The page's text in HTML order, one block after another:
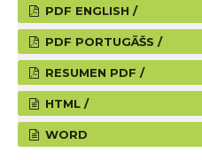
PDF ENGLISH /
PDF PORTUGÃŠS /
RESUMEN PDF /
HTML /
WORD